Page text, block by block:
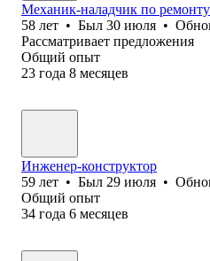
Механик-наладчик по
58 лет • Был 30 июля •
Рассматривает предложения
Общий опыт
23 года 8 месяцев
Инженер-конструктор
59 лет • Был 29 июля •
Общий опыт
34 года 6 месяцев